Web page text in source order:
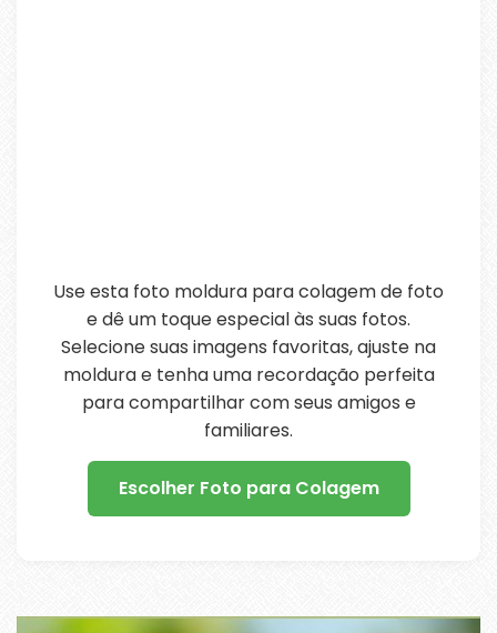
Use esta foto moldura para colagem de foto
e dê um toque especial às suas fotos.
Selecione suas imagens favoritas, ajuste na
moldura e tenha uma recordação perfeita
para compartilhar com seus amigos e
familiares.
Escolher Foto para Colagem